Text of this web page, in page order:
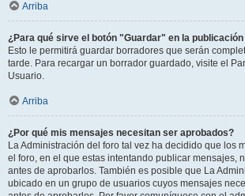
Arriba
¿Para qué sirve el botón "Guardar" en la
Esto le permitirá guardar borradores que serán
tarde. Para recargar un borrador guardado, visite el
Usuario.
Arriba
¿Por qué mis mensajes necesitan ser aprobados?
La Administración del foro tal vez ha decidido que los
el foro, en el que estas intentando publicar mensajes,
antes de aprobarlos. También es posible que La
ubicado en un grupo de usuarios cuyos mensajes